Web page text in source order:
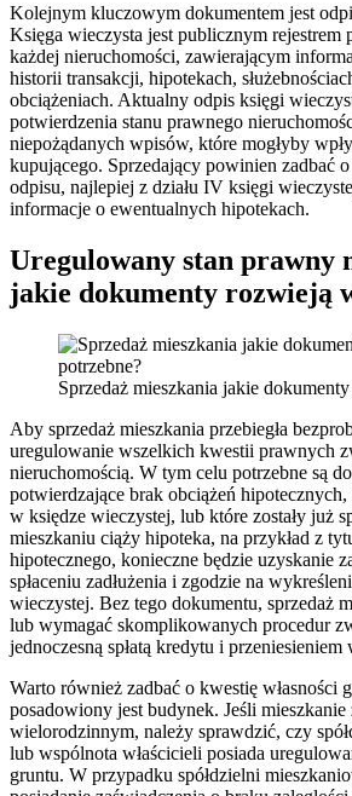
Kolejnym kluczowym dokumentem jest
Księga wieczysta jest publicznym rejestrem
każdej nieruchomości, zawierającym
historii transakcji, hipotekach,
obciążeniach. Aktualny odpis księgi
potwierdzenia stanu prawnego
niepożądanych wpisów, które mogłyby
kupującego. Sprzedający powinien zadbać
odpisu, najlepiej z działu IV księgi
informacje o ewentualnych hipotekach.
Uregulowany stan prawny
jakie dokumenty rozwieją
Sprzedaż mieszkania jakie
Aby sprzedaż mieszkania przebiegła
uregulowanie wszelkich kwestii prawnych
nieruchomością. W tym celu potrzebne są
potwierdzające brak obciążeń
w księdze wieczystej, lub które zostały już
mieszkaniu ciąży hipoteka, na przykład z
hipotecznego, konieczne będzie uzyskanie
spłaceniu zadłużenia i zgodzie na
wieczystej. Bez tego dokumentu, sprzedaż
lub wymagać skomplikowanych procedur
jednoczesną spłatą kredytu i przeniesieniem
Warto również zadbać o kwestię własności
posadowiony jest budynek. Jeśli
wielorodzinnym, należy sprawdzić, czy
lub wspólnota właścicieli posiada
gruntu. W przypadku spółdzielni